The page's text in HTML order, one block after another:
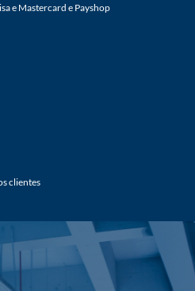
e Mastercard e Payshop
clientes